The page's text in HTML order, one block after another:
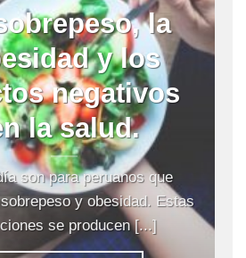
la
y los
negativos
la salud.
son para peruanos que
y obesidad. Estas
se producen [...]